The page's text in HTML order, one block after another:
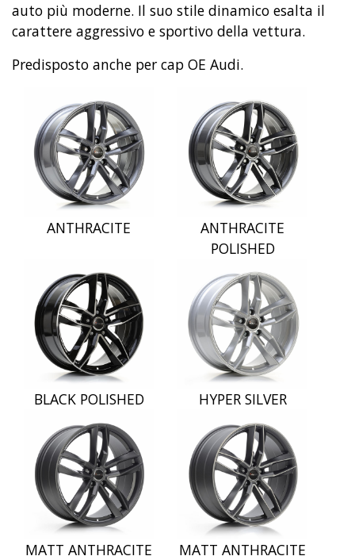
auto più moderne. Il suo stile dinamico esalta il
carattere aggressivo e sportivo della vettura.
Predisposto anche per cap OE Audi.
ANTHRACITE
ANTHRACITE
POLISHED
BLACK POLISHED HYPER SILVER
MATT ANTHRACITE
MATT ANTHRACITE